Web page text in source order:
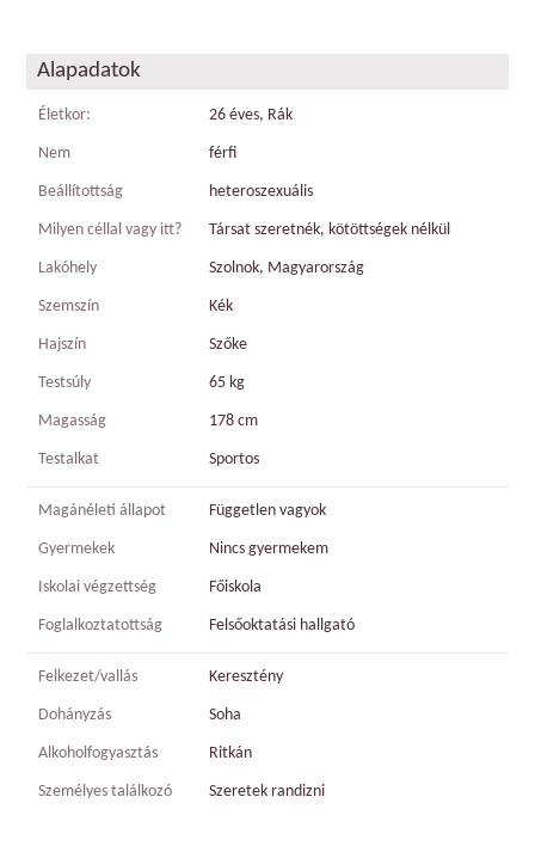
Alapadatok
Életkor: 26 éves, Rák
Nem férfi
Beállítottság heteroszexuális
Milyen céllal vagy itt? Társat szeretnék, kötöttségek nélkül
Lakóhely Szolnok, Magyarország
Szemszín Kék
Hajszín Szőke
Testsúly 65 kg
Magasság 178 cm
Testalkat Sportos
Magánéleti állapot Független vagyok
Gyermekek Nincs gyermekem
Iskolai végzettség Főiskola
Foglalkoztatottság Felsőoktatási hallgató
Felkezet/vallás Keresztény
Dohányzás Soha
Alkoholfogyasztás Ritkán
Személyes találkozó Szeretek randizni